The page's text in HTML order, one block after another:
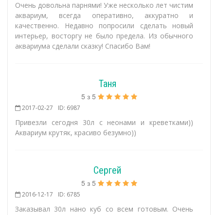
Очень довольна парнями! Уже несколько лет чистим
аквариум, всегда оперативно, аккуратно и
качественно. Недавно попросили сделать новый
интерьер, восторгу не было предела. Из обычного
аквариума сделали сказку! Спасибо Вам!
Таня
5 з 5
2017-02-27 ID: 6987
Привезли сегодня 30л с неонами и креветками))
Аквариум крутяк, красиво безумно))
Сергей
5 з 5
2016-12-17 ID: 6785
Заказывал 30л нано куб со всем готовым. Очень